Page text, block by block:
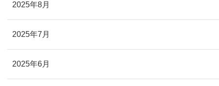
2025年8月
2025年7月
2025年6月